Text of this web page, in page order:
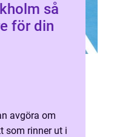
så
för din
avgöra om
som rinner ut i